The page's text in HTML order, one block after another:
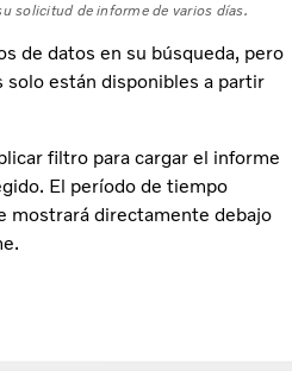
solicitud de informe de varios días.
de datos en su búsqueda, pero
solo están disponibles a partir
filtro para cargar el informe
El período de tiempo
mostrará directamente debajo